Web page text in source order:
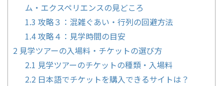
ム・エクスペリエンスの見どころ
1.3 攻略３：混雑ぐあい・行列の回避方法
1.4攻略４：見学時間の目安
2 見学ツアーの入場料・チケットの選び方
2.1 見学ツアーのチケットの種類・入場料
2.2 日本語でチケットを購入できるサイトは？